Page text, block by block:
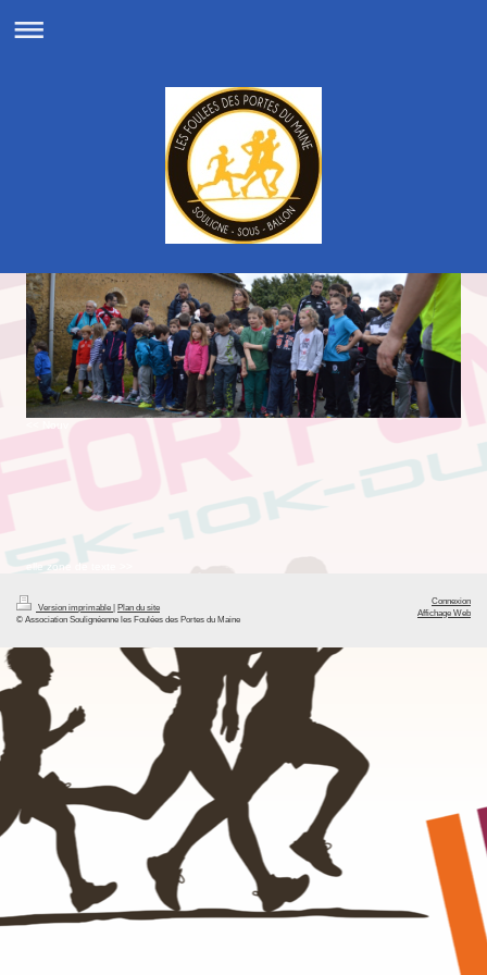
elle zone de texte >>
Version imprimable | Plan du site
© Association Soulignéenne les Foulées des Portes du Maine
Connexion
Affichage Web